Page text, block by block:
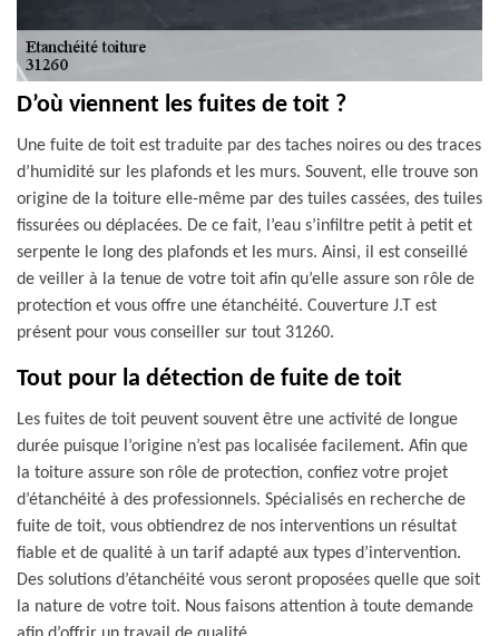
D’où viennent les fuites de toit ?
Une fuite de toit est traduite par des taches noires ou des traces
d’humidité sur les plafonds et les murs. Souvent, elle trouve son
origine de la toiture elle-même par des tuiles cassées, des tuiles
fissurées ou déplacées. De ce fait, l’eau s’infiltre petit à petit et
serpente le long des plafonds et les murs. Ainsi, il est conseillé
de veiller à la tenue de votre toit afin qu’elle assure son rôle de
protection et vous offre une étanchéité. Couverture J.T est
présent pour vous conseiller sur tout 31260.
Tout pour la détection de fuite de toit
Les fuites de toit peuvent souvent être une activité de longue
durée puisque l’origine n’est pas localisée facilement. Afin que
la toiture assure son rôle de protection, confiez votre projet
d’étanchéité à des professionnels. Spécialisés en recherche de
fuite de toit, vous obtiendrez de nos interventions un résultat
fiable et de qualité à un tarif adapté aux types d’intervention.
Des solutions d’étanchéité vous seront proposées quelle que soit
la nature de votre toit. Nous faisons attention à toute demande